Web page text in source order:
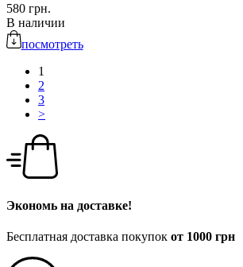
580 грн.
В наличии
посмотреть
1
2
3
>
Экономь на доставке!
Бесплатная доставка покупок от 1000 грн